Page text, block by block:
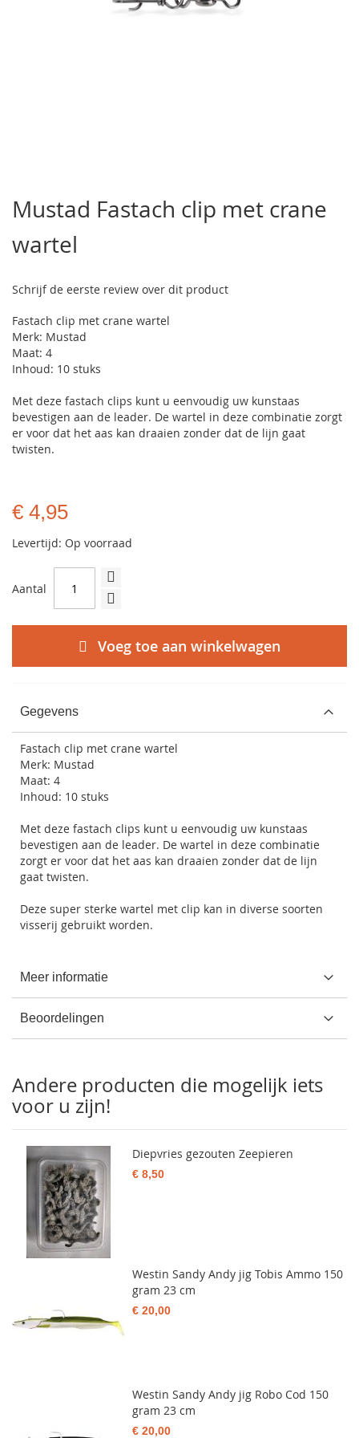
het
begin
van
de
gallerij
Mustad Fastach clip met crane
wartel
Schrijf de eerste review over dit product
Fastach clip met crane wartel
Merk: Mustad
Maat: 4
Inhoud: 10 stuks
Met deze fastach clips kunt u eenvoudig uw kunstaas
bevestigen aan de leader. De wartel in deze combinatie zorgt
er voor dat het aas kan draaien zonder dat de lijn gaat
twisten.
€ 4,95
Levertijd: Op voorraad
Aantal
Voeg toe aan winkelwagen
Gegevens
Fastach clip met crane wartel
Merk: Mustad
Maat: 4
Inhoud: 10 stuks
Met deze fastach clips kunt u eenvoudig uw kunstaas
bevestigen aan de leader. De wartel in deze combinatie
zorgt er voor dat het aas kan draaien zonder dat de lijn
gaat twisten.
Deze super sterke wartel met clip kan in diverse soorten
visserij gebruikt worden.
Meer informatie
Beoordelingen
Andere producten die mogelijk iets
voor u zijn!
Diepvries gezouten Zeepieren
€ 8,50
Westin Sandy Andy jig Tobis Ammo 150
gram 23 cm
€ 20,00
Westin Sandy Andy jig Robo Cod 150
gram 23 cm
€ 20,00